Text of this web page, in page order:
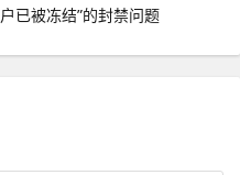
户已被冻结”的封禁问题